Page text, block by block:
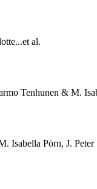
al.
Tenhunen & M.
Isabella Pörn, J. Peter